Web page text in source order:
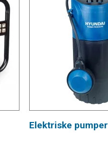
Elektriske pumper